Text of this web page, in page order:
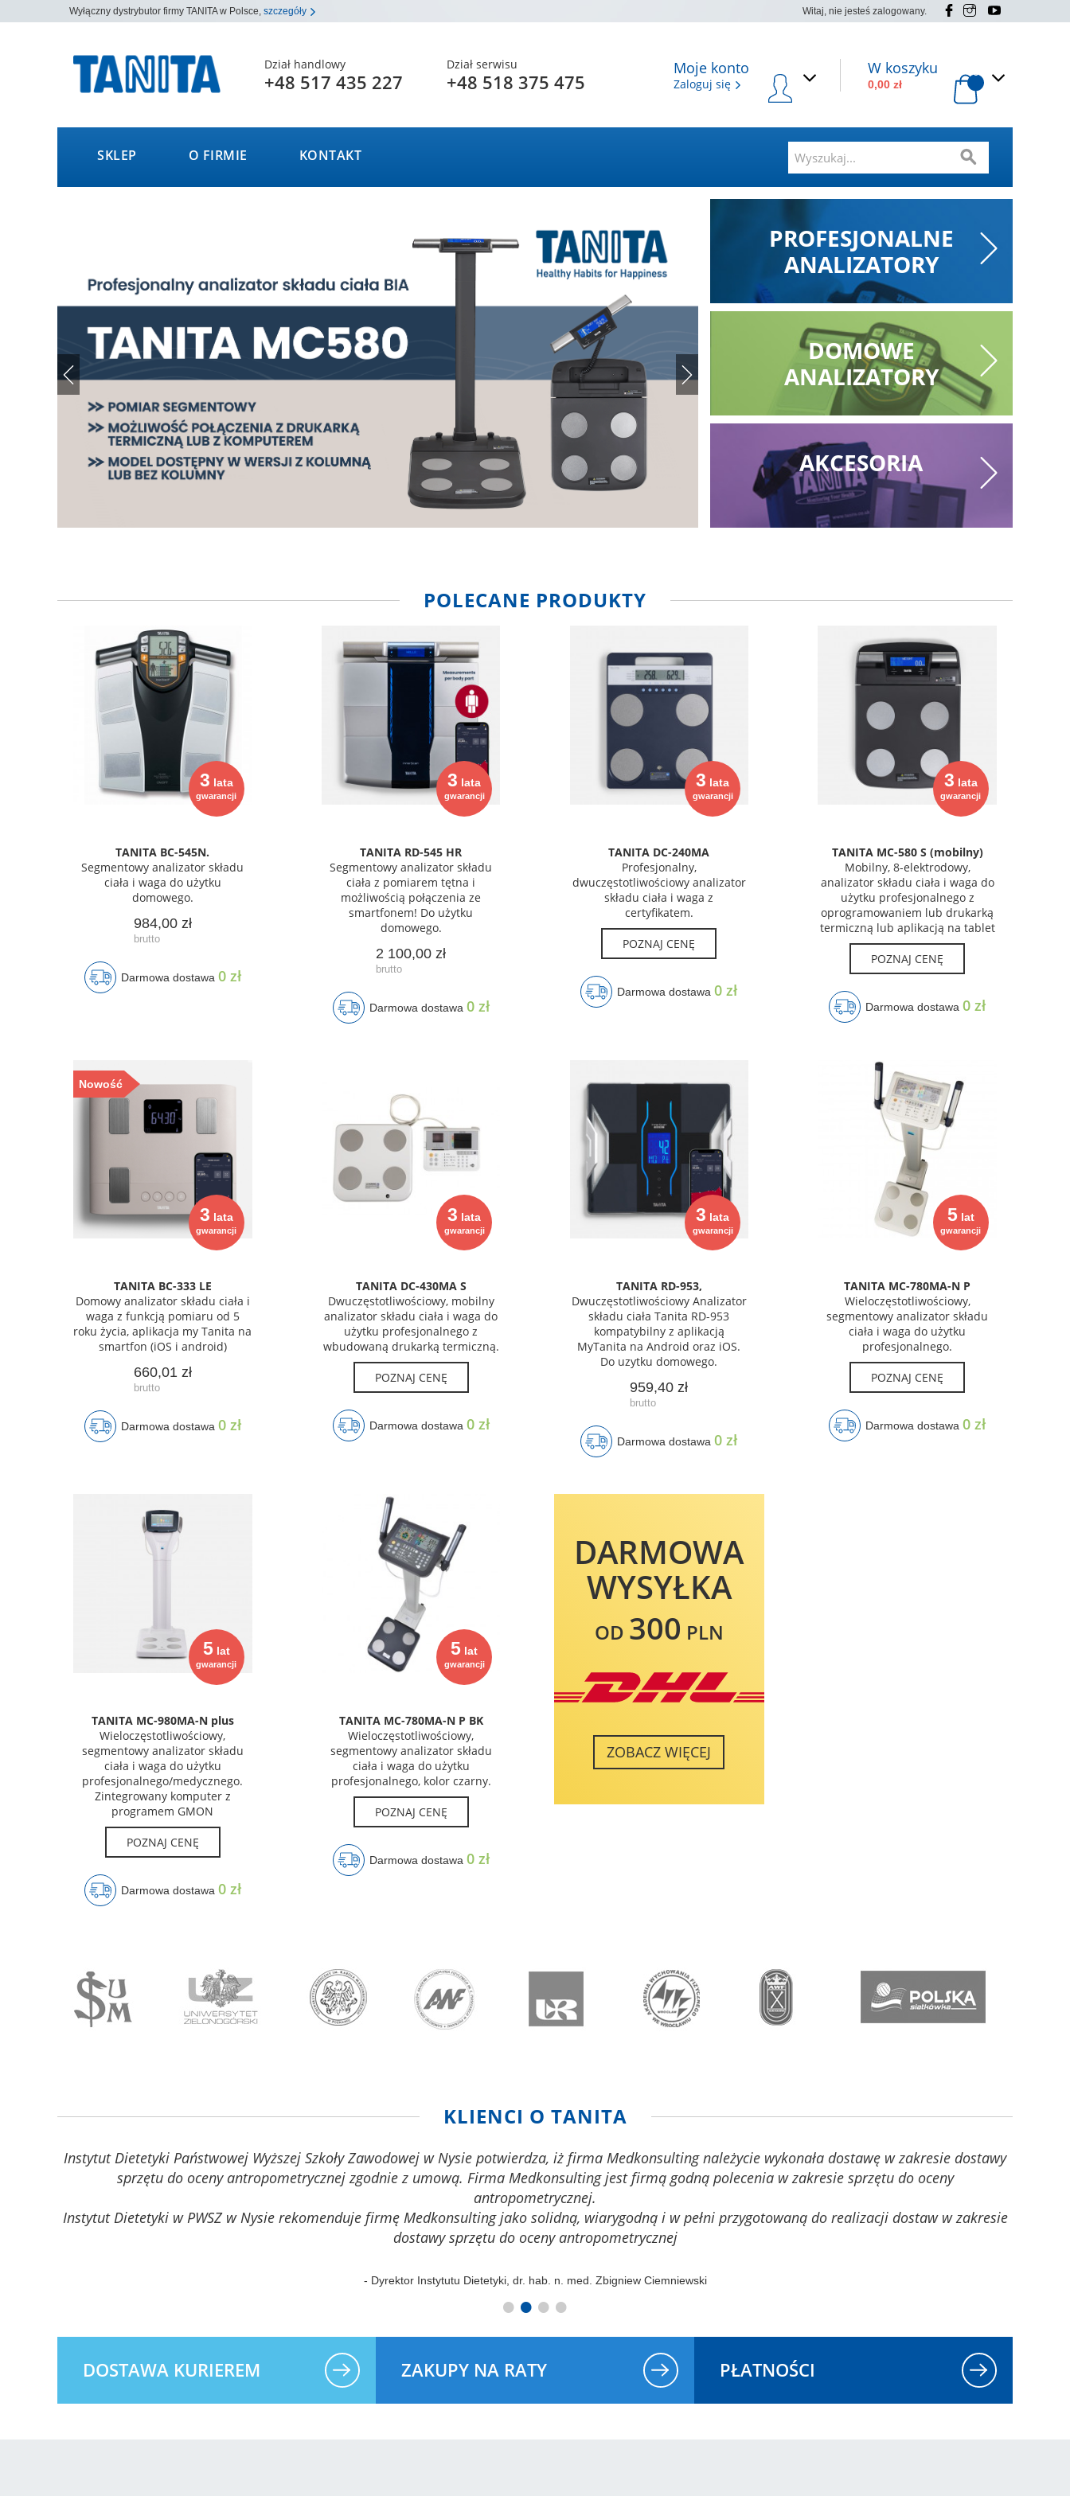
Wyłączny dystrybutor firmy TANITA w Polsce, szczegóły Witaj, nie jesteś zalogowany.
Dział handlowy
+48 517 435 227
Dział serwisu
+48 518 375 475
Moje konto
Zaloguj się
W koszyku
0,00 zł
0
SKLEP O FIRMIE KONTAKT
PROFESJONALNE
ANALIZATORY
DOMOWE
ANALIZATORY
AKCESORIA
POLECANE PRODUKTY
3 lata
gwarancji
TANITA BC-545N.
Segmentowy analizator składu
ciała i waga do użytku
domowego.
984,00 zł
Darmowa dostawa 0 zł
3 lata
gwarancji
TANITA RD-545 HR
Segmentowy analizator składu
ciała z pomiarem tętna i
możliwością połączenia ze
smartfonem! Do użytku
domowego.
2 100,00 zł
Darmowa dostawa 0 zł
3 lata
gwarancji
TANITA DC-240MA
Profesjonalny,
dwuczęstotliwościowy analizator
składu ciała i waga z
certyfikatem.
POZNAJ CENĘ
Darmowa dostawa0 zł
3 lata
gwarancji
TANITA MC-580 S (mobilny)
Mobilny, 8-elektrodowy,
analizator składu ciała i waga do
użytku profesjonalnego z
oprogramowaniem lub drukarką
termiczną lub aplikacją na tablet
POZNAJ CENĘ
Darmowa dostawa0 zł
Nowość
3 lata
gwarancji
TANITA BC-333 LE
Domowy analizator składu ciała i
waga z funkcją pomiaru od 5
roku życia, aplikacja my Tanita na
smartfon (iOS i android)
660,01 zł
Darmowa dostawa 0 zł
3 lata
gwarancji
TANITA DC-430MA S
Dwuczęstotliwościowy, mobilny
analizator składu ciała i waga do
użytku profesjonalnego z
wbudowaną drukarką termiczną.
POZNAJ CENĘ
Darmowa dostawa 0 zł
3 lata
gwarancji
TANITA RD-953,
Dwuczęstotliwościowy Analizator
składu ciała Tanita RD-953
kompatybilny z aplikacją
MyTanita na Android oraz iOS.
Do uzytku domowego.
959,40 zł
Darmowa dostawa0 zł
5 lat
gwarancji
TANITA MC-780MA-N P
Wieloczęstotliwościowy,
segmentowy analizator składu
ciała i waga do użytku
profesjonalnego.
POZNAJ CENĘ
Darmowa dostawa0 zł
5 lat
gwarancji
TANITA MC-980MA-N plus
Wieloczęstotliwościowy,
segmentowy analizator składu
ciała i waga do użytku
profesjonalnego/medycznego.
Zintegrowany komputer z
programem GMON
POZNAJ CENĘ
Darmowa dostawa 0 zł
5 lat
gwarancji
TANITA MC-780MA-N P BK
Wieloczęstotliwościowy,
segmentowy analizator składu
ciała i waga do użytku
profesjonalnego, kolor czarny.
POZNAJ CENĘ
Darmowa dostawa 0 zł
DARMOWA
WYSYŁKA
OD 300 PLN
ZOBACZ WIĘCEJ
KLIENCI O TANITA
••••
Instytut Dietetyki Państwowej Wyższej Szkoły Zawodowej w Nysie potwierdza, iż firma Medkonsulting należycie wykonała dostawę w zakresie dostawy
sprzętu do oceny antropometrycznej zgodnie z umową. Firma Medkonsulting jest firmą godną polecenia w zakresie sprzętu do oceny
antropometrycznej.
Instytut Dietetyki w PWSZ w Nysie rekomenduje firmę Medkonsulting jako solidną, wiarygodną i w pełni przygotowaną do realizacji dostaw w zakresie
dostawy sprzętu do oceny antropometrycznej
- Dyrektor Instytutu Dietetyki, dr. hab. n. med. Zbigniew Ciemniewski
DOSTAWA KURIEREM ZAKUPY NA RATY PŁATNOŚCI